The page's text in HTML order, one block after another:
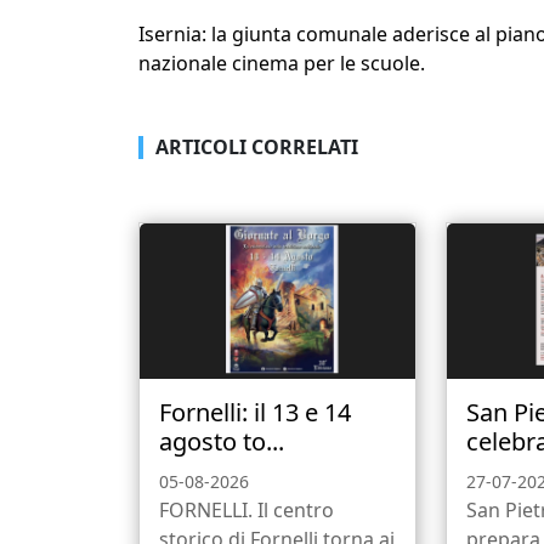
Isernia: la giunta comunale aderisce al
nazionale cinema per le scuole.
ARTICOLI CORRELATI
Fornelli: il 13 e 14
agosto to...
05-08-2026
FORNELLI. Il centro
San
27-07-
San